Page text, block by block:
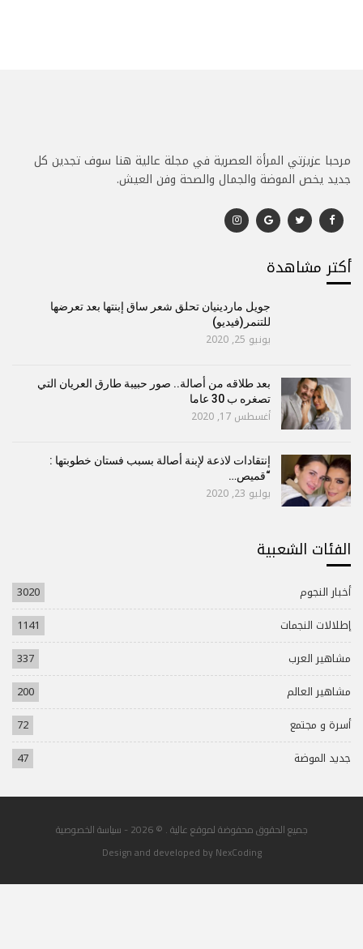
مرحبا عزيزتي المرأة العصرية في مجلة عالية هنا سوف تجدين كل
جديد يخص الموضة والجمال والصحة وفن العيش.
أكتر مشاهدة
جويل ماردينيان تحلق شعر ساق إبنتها بعد تعرضها
للتنمر(فيديو)
يونيو 25, 2020
بعد طلاقه من أصالة.. صور حبيبة طارق العريان التي
تصغره ب 30 عاما
أغسطس 17, 2020
إنتقادات لاذعة لإبنة أصالة بسبب فستان خطوبتها :
“قميص…
يوليو 23, 2020
الفئات الشعبية
أخبار النجوم
3020
إطلالات النجمات
1141
مشاهير العرب
337
مشاهير العالم
200
أسرة و مجتمع
72
جديد الموضة
47
جميع الحقوق محفوضة لموقع عالية . © 2026 -
سياسة الخصوصية
Design and developed byNexCoding